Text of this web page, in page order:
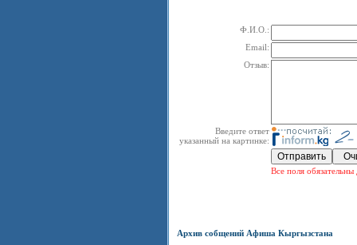
Ф.И.О.:
Email:
Отзыв:
Введите ответ
указанный на картинке:
Все поля обязательны
Архив собщений Афиша Кыргызстана